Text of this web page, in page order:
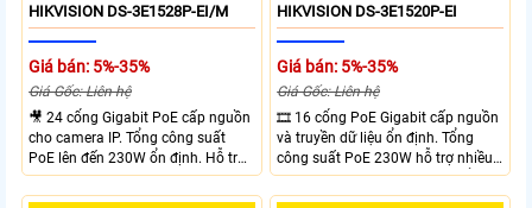
HIKVISION DS-3E1528P-EI/M
Giá bán: 5%-35%
Giá Gốc: Liên hệ
🎥 24 cổng Gigabit PoE cấp nguồn
cho camera IP. Tổng công suất
PoE lên đến 230W ổn định. Hỗ trợ
truyền PoE xa đến 300 mét. Băng
thông chuyển mạch đạt 68 Gbps
HIKVISION DS-3E1520P-EI
Giá bán: 5%-35%
Giá Gốc: Liên hệ
🎞 16 cổng PoE Gigabit cấp nguồn
và truyền dữ liệu ổn định. Tổng
công suất PoE 230W hỗ trợ nhiều
thiết bị cùng lúc. Tốc độ chuyển
mạch 68Gbps đảm bảo hiệu suất